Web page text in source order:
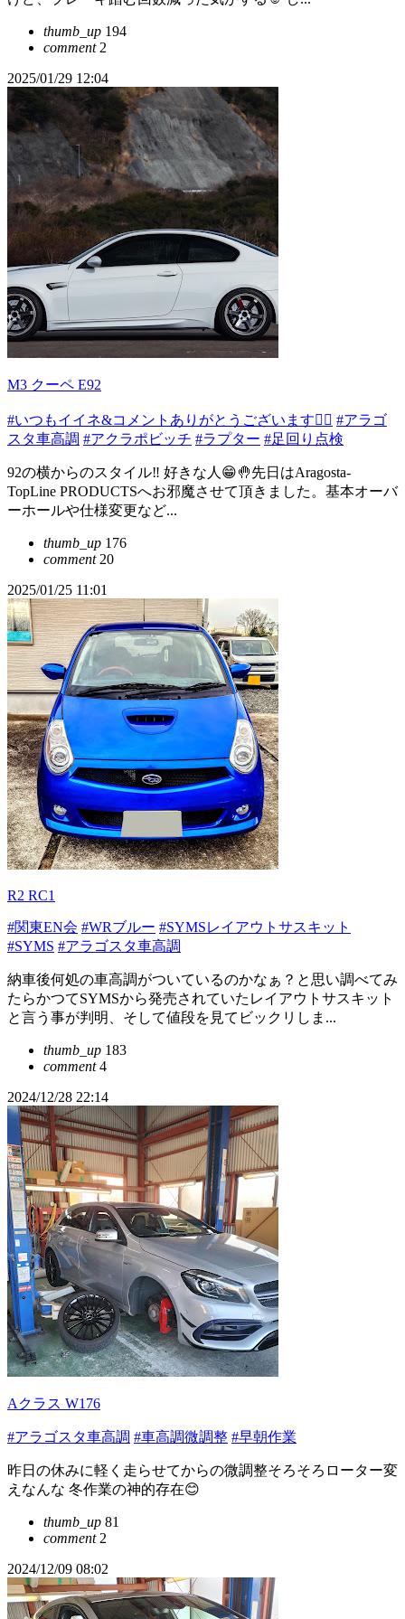
thumb_up 194
comment2
2025/01/29 12:04
M3 クーペ E92
#いつもイイネ&コメントありがとうございます🙇‍♂️ #アラゴ
スタ車高調 #アクラポビッチ #ラプター #足回り点検
92の横からのスタイル‼️ 好きな人😁🤚先日はAragosta-
TopLine PRODUCTSへお邪魔させて頂きました。基本オーバ
ーホールや仕様変更など...
thumb_up 176
comment20
2025/01/25 11:01
R2 RC1
#関東EN会 #WRブルー #SYMSレイアウトサスキット
#SYMS #アラゴスタ車高調
納車後何処の車高調がついているのかなぁ？と思い調べてみ
たらかつてSYMSから発売されていたレイアウトサスキット
と言う事が判明、そして値段を見てビックリしま...
thumb_up 183
comment4
2024/12/28 22:14
Aクラス W176
#アラゴスタ車高調 #車高調微調整 #早朝作業
昨日の休みに軽く走らせてからの微調整そろそろローター変
えなんな 冬作業の神的存在😊
thumb_up 81
comment2
2024/12/09 08:02